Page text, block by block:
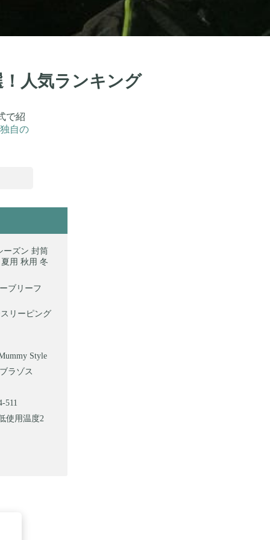
人気ランキング
で紹
独自の
ーズン 封筒
用 秋用 冬
ブリーフ
リーピング
Style
ラゾス
511
使用温度2